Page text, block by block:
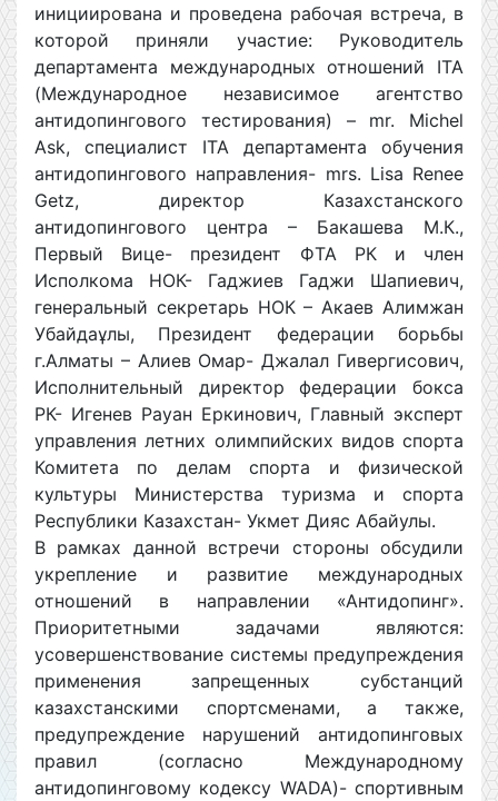
инициирована и проведена рабочая встреча, в
которой приняли участие: Руководитель
департамента международных отношений ITA
(Международное независимое агентство
антидопингового тестирования) – mr. Michel
Ask, специалист ITA департамента обучения
антидопингового направления- mrs. Lisa Renee
Getz, директор Казахстанского
антидопингового центра – Бакашева М.К.,
Первый Вице- президент ФТА РК и член
Исполкома НОК- Гаджиев Гаджи Шапиевич,
генеральный секретарь НОК – Акаев Алимжан
Убайдаұлы, Президент федерации борьбы
г.Алматы – Алиев Омар- Джалал Гивергисович,
Исполнительный директор федерации бокса
РК- Игенев Рауан Еркинович, Главный эксперт
управления летних олимпийских видов спорта
Комитета по делам спорта и физической
культуры Министерства туризма и спорта
Республики Казахстан- Укмет Дияс Абайулы.
В рамках данной встречи стороны обсудили
укрепление и развитие международных
отношений в направлении «Антидопинг».
Приоритетными задачами являются:
усовершенствование системы предупреждения
применения запрещенных субстанций
казахстанскими спортсменами, а также,
предупреждение нарушений антидопинговых
правил (согласно Международному
антидопинговому кодексу WADA)- спортивным